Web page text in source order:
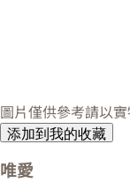
圖片僅供參考請以
添加到我的收藏
唯愛